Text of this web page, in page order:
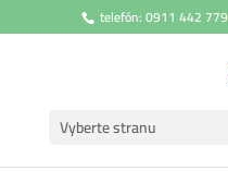
telefón: 0911 442 779
Vyberte stranu